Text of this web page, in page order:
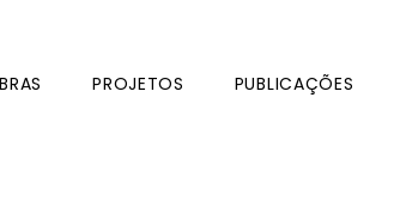
PROJETOS PUBLICAÇÕES